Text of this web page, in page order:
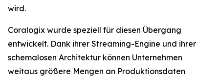
wird.
Coralogix wurde speziell für diesen Übergang
entwickelt. Dank ihrer Streaming-Engine und ihrer
schemalosen Architektur können Unternehmen
weitaus größere Mengen an Produktionsdaten